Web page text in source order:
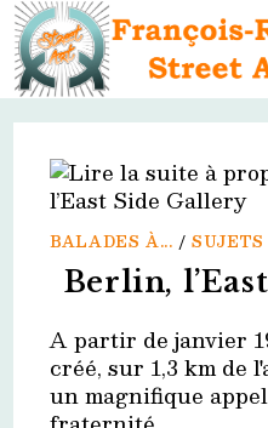
Skip
content
BALADES À... /
Berlin,
A partir de janvier
créé, sur 1,3 km de
un magnifique